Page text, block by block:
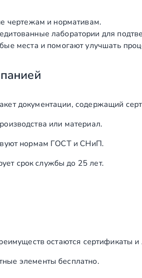
чертежам и нормативам.
лаборатории для
места и помогают улучшать
документации, содержащий
или материал.
нормам ГОСТ и СНиП.
срок службы до 25 лет.
остаются сертификаты и
элементы бесплатно.